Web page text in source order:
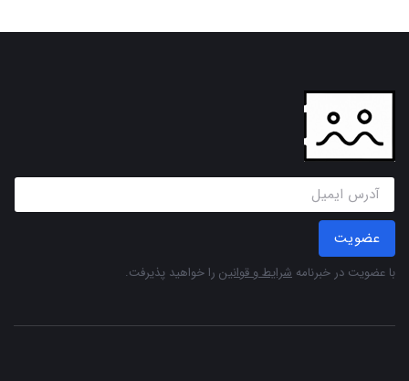
عضویت
با عضویت در خبرنامه شرایط و قوانین را خواهید پذیرفت.